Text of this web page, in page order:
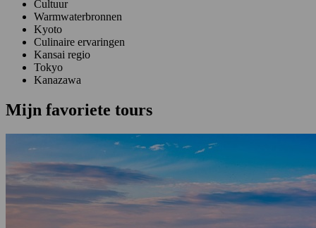
Cultuur
Warmwaterbronnen
Kyoto
Culinaire ervaringen
Kansai regio
Tokyo
Kanazawa
Mijn favoriete tours